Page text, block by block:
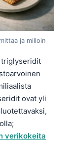
ja milloin
triglyseridit
ovat yli
verikokeita